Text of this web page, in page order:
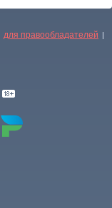
для правообладателей |